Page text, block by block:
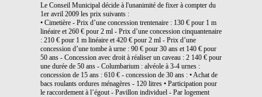
Le Conseil Municipal décide à l'unanimité de fixer à compter du
1er avril 2009 les prix suivants :
• Cimetière - Prix d’une concession trentenaire : 130 € pour 1 m
linéaire et 260 € pour 2 ml - Prix d’une concession cinquantenaire
: 210 € pour 1 m linéaire et 420 € pour 2 ml - Prix d’une
concession d’une tombe à urne : 90 € pour 30 ans et 140 € pour
50 ans - Concession avec droit à réaliser un caveau : 2 140 € pour
une durée de 50 ans - Columbarium : alvéole à 3-4 urnes :
concession de 15 ans : 610 € - concession de 30 ans : • Achat de
bacs roulants ordures ménagères - 120 litres • Participation pour
le raccordement à l’égout - Pavillon individuel - Par logement